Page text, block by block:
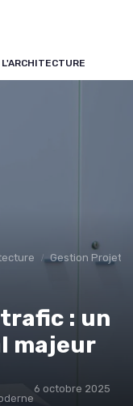
Gestion Projets
: un
majeur
6 octobre 2025